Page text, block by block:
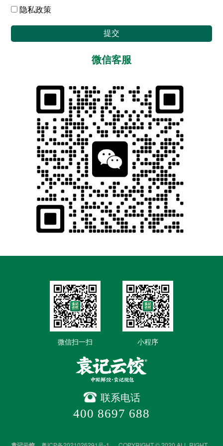
隐私政策
提交
微信客服
微信扫一扫 小程序
联系电话
400 8697 688